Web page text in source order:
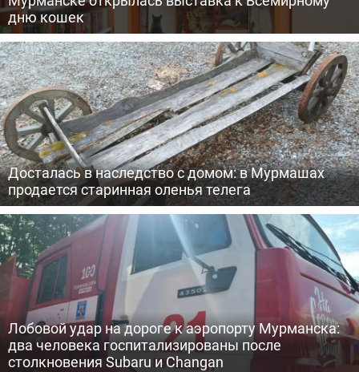
дню кошек
Досталась в наследство с домом: в Мурмашах
продается старинная оленья телега
Лобовой удар на дороге к аэропорту Мурманска:
два человека госпитализированы после
столкновения Subaru и Changan